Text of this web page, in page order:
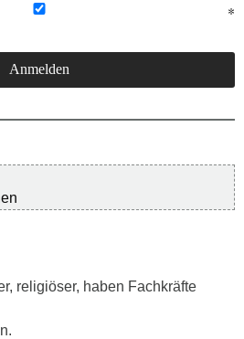
religiöser, haben Fachkräfte